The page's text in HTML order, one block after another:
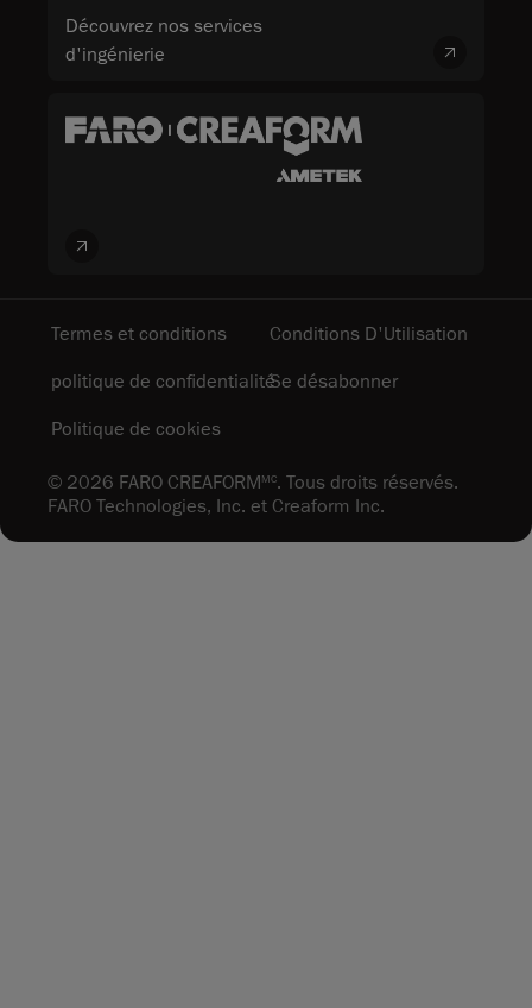
Découvrez nos services
d'ingénierie
© 2026 FARO CREAFORMMC. Tous droits réservés.
FARO Technologies, Inc. et Creaform Inc.
Termes et conditions
Conditions D'Utilisation
politique de confidentialitéSe désabonner
Politique de cookies